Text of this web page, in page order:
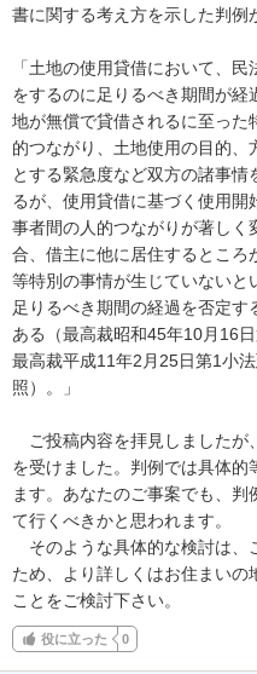
書に関する考え方を示した判例
「土地の使用貸借において、
をするのに足りるべき期間が
地が無償で貸借されるに至った
的つながり、土地使用の目的
とする緊急度など双方の諸事
るが、使用貸借に基づく使用開
事者間の人的つながりが著し
合、借主に他に居住するとこ
等特別の事情が生じていないと
足りるべき期間の経過を否定
ある（最高裁昭和45年10月16
最高裁平成11年2月25日第1小
照）。」
ご投稿内容を拝見しましたが
を受けました。判例では具体
ます。あなたのご事案でも、
て行くべきかと思われます。
そのような具体的な検討は、
ため、より詳しくはお住まいの
ことをご検討下さい。
役に立った 0